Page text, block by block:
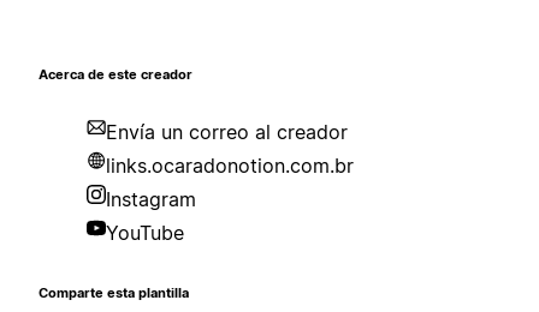
Acerca de este creador
Envía un correo al creador
links.ocaradonotion.com.br
Instagram
YouTube
Comparte esta plantilla